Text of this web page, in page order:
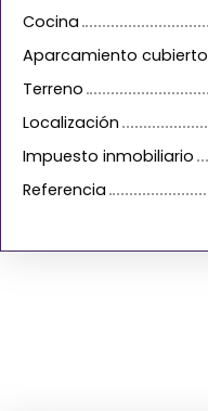
Cocina
Aparcamiento cubierto
Terreno
Localización
Impuesto inmobiliario
Referencia